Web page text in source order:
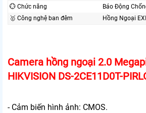
💮 Chức năng
Báo Động
🥇️ Công nghệ ban đêm
Hồng Ngoại
Camera hồng ngoại 2.0
HIKVISION DS-2CE11D0T-
- Cảm biến hình ảnh: CMOS.